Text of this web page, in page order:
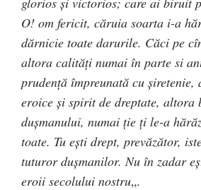
O! om fericit, căruia soarta i-a
dărnicie toate darurile. Căci pe
altora calităţi numai în parte si
prudenţă împreunată cu
eroice şi spirit de dreptate, altora
dușmanului, numai ție ți le-a
toate. Tu ești drept, prevăzător,
tuturor duşmanilor. Nu în zadar
eroii secolului nostru„.